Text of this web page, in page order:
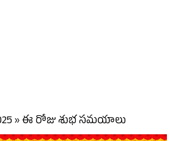
» ఈ రోజు శుభ సమయాలు